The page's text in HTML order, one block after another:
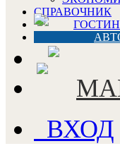
СПРАВОЧНИК
ВХОД